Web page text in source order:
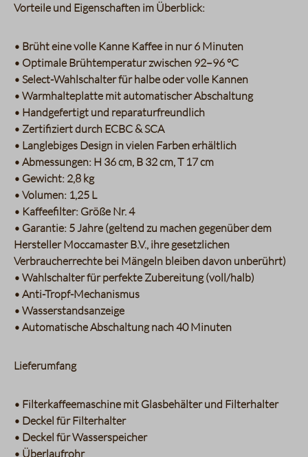
Vorteile und Eigenschaften im Überblick:
• Brüht eine volle Kanne Kaffee in nur 6 Minuten
• Optimale Brühtemperatur zwischen 92–96 °C
• Select-Wahlschalter für halbe oder volle Kannen
• Warmhalteplatte mit automatischer Abschaltung
• Handgefertigt und reparaturfreundlich
• Zertifiziert durch ECBC & SCA
• Langlebiges Design in vielen Farben erhältlich
• Abmessungen: H 36 cm, B 32 cm, T 17 cm
• Gewicht: 2,8 kg
• Volumen: 1,25 L
• Kaffeefilter: Größe Nr. 4
• Garantie: 5 Jahre (geltend zu machen gegenüber dem
Hersteller Moccamaster B.V., ihre gesetzlichen
Verbraucherrechte bei Mängeln bleiben davon unberührt)
• Wahlschalter für perfekte Zubereitung (voll/halb)
• Anti-Tropf-Mechanismus
• Wasserstandsanzeige
• Automatische Abschaltung nach 40 Minuten
Lieferumfang
• Filterkaffeemaschine mit Glasbehälter und Filterhalter
• Deckel für Filterhalter
• Deckel für Wasserspeicher
• Überlaufrohr